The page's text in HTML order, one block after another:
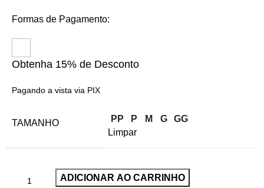
Formas de Pagamento:
Obtenha 15% de Desconto
Pagando a vista via PIX
TAMANHO PP P M G
GG
Limpar
ADICIONAR AO CARRINHO